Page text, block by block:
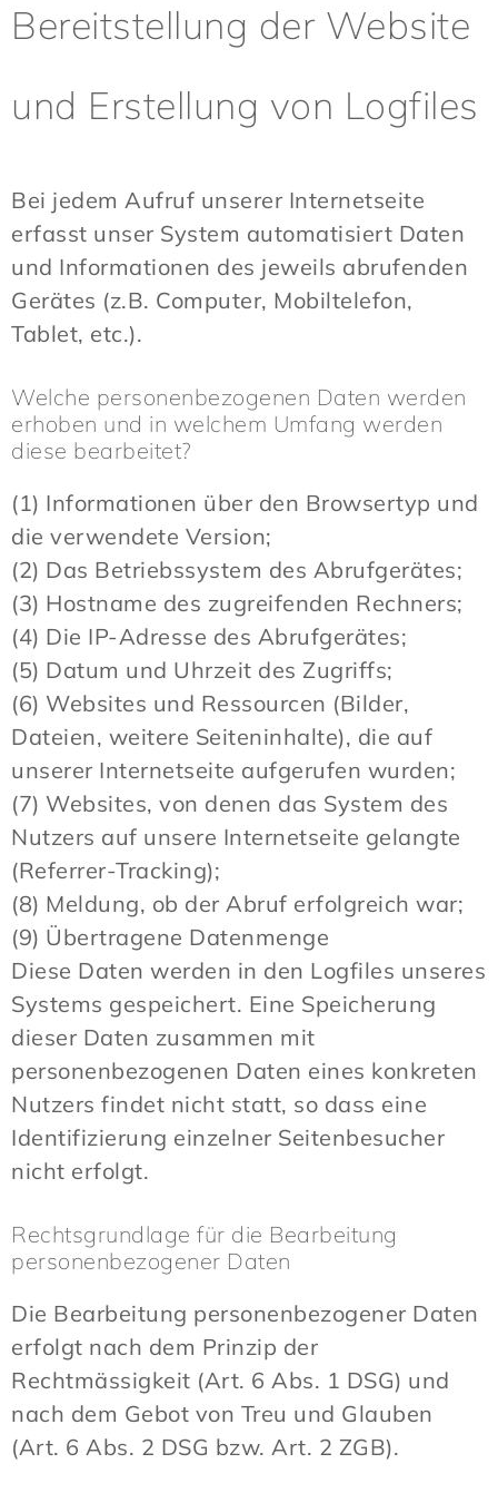
Bereitstellung der Website
und Erstellung von Logfiles
Bei jedem Aufruf unserer Internetseite
erfasst unser System automatisiert Daten
und Informationen des jeweils abrufenden
Gerätes (z.B. Computer, Mobiltelefon,
Tablet, etc.).
Welche personenbezogenen Daten werden
erhoben und in welchem Umfang werden
diese bearbeitet?
(1) Informationen über den Browsertyp und
die verwendete Version;
(2) Das Betriebssystem des Abrufgerätes;
(3) Hostname des zugreifenden Rechners;
(4) Die IP-Adresse des Abrufgerätes;
(5) Datum und Uhrzeit des Zugriffs;
(6) Websites und Ressourcen (Bilder,
Dateien, weitere Seiteninhalte), die auf
unserer Internetseite aufgerufen wurden;
(7) Websites, von denen das System des
Nutzers auf unsere Internetseite gelangte
(Referrer-Tracking);
(8) Meldung, ob der Abruf erfolgreich war;
(9) Übertragene Datenmenge
Diese Daten werden in den Logfiles unseres
Systems gespeichert. Eine Speicherung
dieser Daten zusammen mit
personenbezogenen Daten eines konkreten
Nutzers findet nicht statt, so dass eine
Identifizierung einzelner Seitenbesucher
nicht erfolgt.
Rechtsgrundlage für die Bearbeitung
personenbezogener Daten
Die Bearbeitung personenbezogener Daten
erfolgt nach dem Prinzip der
Rechtmässigkeit (Art. 6 Abs. 1 DSG) und
nach dem Gebot von Treu und Glauben
(Art. 6 Abs. 2 DSG bzw. Art. 2 ZGB).